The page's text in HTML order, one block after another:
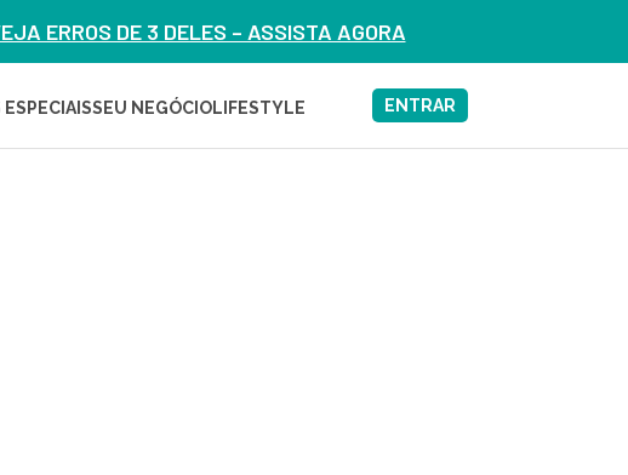
ERROS DE 3 DELES – ASSISTA AGORA
ESPECIAISSEU NEGÓCIOLIFESTYLE ENTRAR